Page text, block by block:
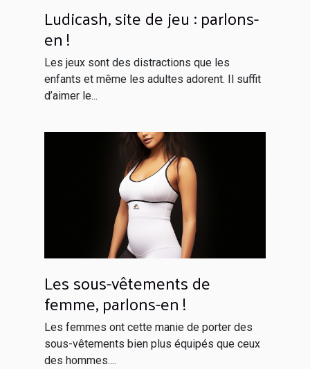
Ludicash, site de jeu : parlons-
en !
Les jeux sont des distractions que les
enfants et même les adultes adorent. Il suffit
d’aimer le...
Les sous-vêtements de
femme, parlons-en !
Les femmes ont cette manie de porter des
sous-vêtements bien plus équipés que ceux
des hommes....